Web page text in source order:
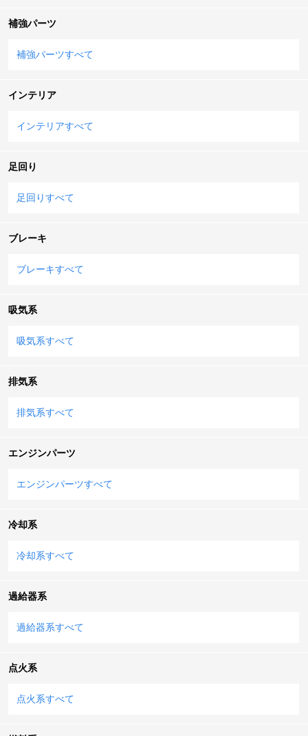
補強パーツ
補強パーツすべて
インテリア
インテリアすべて
足回り
足回りすべて
ブレーキ
ブレーキすべて
吸気系
吸気系すべて
排気系
排気系すべて
エンジンパーツ
エンジンパーツすべて
冷却系
冷却系すべて
過給器系
過給器系すべて
点火系
点火系すべて